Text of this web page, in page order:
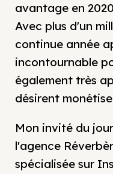
avantage en
Avec plus d'un
continue année
incontournable
également très
désirent
Mon invité du
l'agence
spécialisée sur